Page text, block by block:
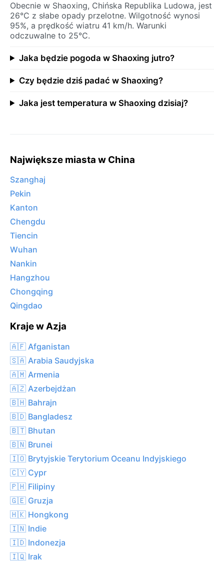
Obecnie w Shaoxing, Chińska Republika Ludowa, jest
26°C z słabe opady przelotne. Wilgotność wynosi
95%, a prędkość wiatru 41 km/h. Warunki
odczuwalne to 25°C.
Jaka będzie pogoda w Shaoxing jutro?
Czy będzie dziś padać w Shaoxing?
Jaka jest temperatura w Shaoxing dzisiaj?
Największe miasta w China
Szanghaj
Pekin
Kanton
Chengdu
Tiencin
Wuhan
Nankin
Hangzhou
Chongqing
Qingdao
Kraje w Azja
🇦🇫 Afganistan
🇸🇦 Arabia Saudyjska
🇦🇲 Armenia
🇦🇿 Azerbejdżan
🇧🇭 Bahrajn
🇧🇩 Bangladesz
🇧🇹 Bhutan
🇧🇳 Brunei
🇮🇴 Brytyjskie Terytorium Oceanu Indyjskiego
🇨🇾 Cypr
🇵🇭 Filipiny
🇬🇪 Gruzja
🇭🇰 Hongkong
🇮🇳 Indie
🇮🇩 Indonezja
🇮🇶 Irak